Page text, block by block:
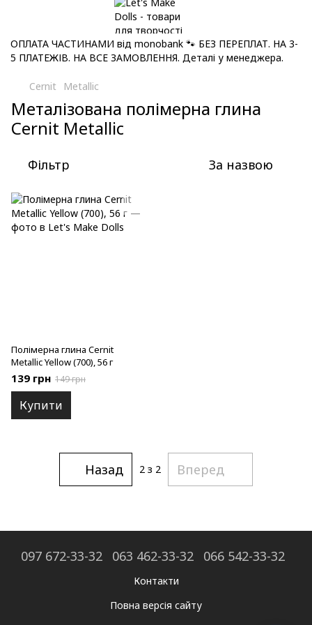
ОПЛАТА ЧАСТИНАМИ від monobank 🐾 БЕЗ ПЕРЕПЛАТ. НА 3-
5 ПЛАТЕЖІВ. НА ВСЕ ЗАМОВЛЕННЯ. Деталі у менеджера.
Cernit Metallic
Металізована полімерна глина
Cernit Metallic
Фільтр За назвою
Полімерна глина Cernit
Metallic Yellow (700), 56 г
139 грн 149 грн
Купити
Назад 2 з 2 Вперед
097 672-33-32 063 462-33-32 066 542-33-32
Контакти
Повна версія сайту